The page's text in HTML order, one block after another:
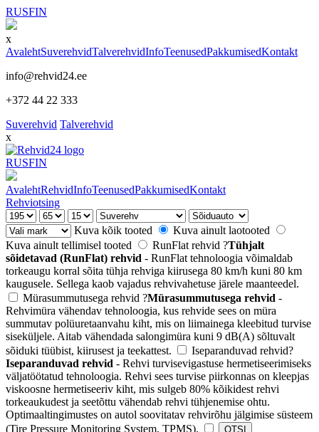
RUSFIN
x
AvalehtSuverehvidTalverehvidInfoTeenusedPakkumisedKontakt
info@rehvid24.ee
+372 44 22 333
Suverehvid Talverehvid
x
RUSFIN
AvalehtRehvidInfoTeenusedPakkumisedKontakt
Rehviotsing
Kuva kõik tooted
Kuva ainult laotooted
Kuva ainult tellimisel tooted
RunFlat rehvid ?Tühjalt
sõidetavad (RunFlat) rehvid - RunFlat tehnoloogia võimaldab
torkeaugu korral sõita tühja rehviga kiirusega 80 km/h kuni 80 km
kaugusele. Sellega kaob vajadus rehvivahetuse järele maanteedel.
Mürasummutusega rehvid ?Mürasummutusega rehvid -
Rehvimüra vähendav tehnoloogia, kus rehvide sees on müra
summutav polüuretaanvahu kiht, mis on liimainega kleebitud turvise
siseküljele. Aitab vähendada salongimüra kuni 9 dB(A) sõltuvalt
sõiduki tüübist, kiirusest ja teekattest.
Iseparanduvad rehvid?
Iseparanduvad rehvid - Rehvi turvisevigastuse hermetiseerimiseks
väljatöötatud tehnoloogia. Rehvi sees turvise piirkonnas on kleepjas
viskoosne hermetiseeriv kiht, mis sulgeb 80% kõikidest rehvi
torkeaukudest ja seetõttu vähendab rehvi tühjenemise ohtu.
Optimaaltingimustes on autol soovitatav rehvirõhu jälgimise süsteem
(Tire Pressure Monitoring System, TPMS).